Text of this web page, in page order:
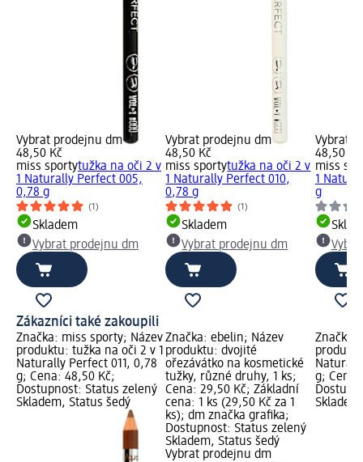
Vybrat prodejnu dm
48,50 Kč
miss sportytužka na oči 2 v
1 Naturally Perfect 005,
0,78 g
(1)
Skladem
Vybrat prodejnu dm
Vybrat prodejnu dm
48,50 Kč
miss sportytužka na oči 2 v
1 Naturally Perfect 010,
0,78 g
(1)
Skladem
Vybrat prodejnu dm
Vybrat
48,50 Kč
miss
1
g
Zákazníci také zakoupili
Značka: miss sporty; Název
produktu: tužka na oči 2 v 1
Naturally Perfect 011, 0,78
g; Cena: 48,50 Kč;
Dostupnost: Status zelený
Skladem, Status šedý
Značka: ebelin; Název
produktu: dvojité
ořezávátko na kosmetické
tužky, různé druhy, 1 ks;
Cena: 29,50 Kč; Základní
cena: 1 ks (29,50 Kč za 1
ks); dm značka grafika;
Dostupnost: Status zelený
Skladem, Status šedý
Vybrat prodejnu dm
Značka:
g;